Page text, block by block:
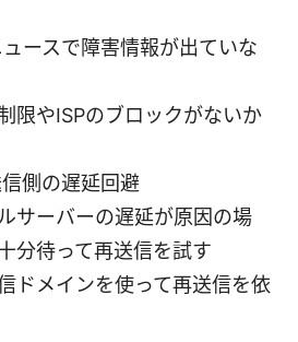
ースで障害情報が出ていな
限やISPのブロックがないか
側の遅延回避
サーバーの遅延が原因の場
分待って再送信を試す
ドメインを使って再送信を依